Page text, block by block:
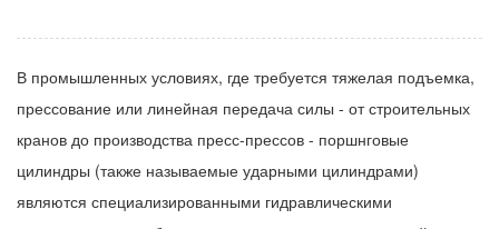
В промышленных условиях, где требуется тяжелая подъемка,
прессование или линейная передача силы - от строительных
кранов до производства пресс-прессов - поршнговые
цилиндры (также называемые ударными цилиндрами)
являются специализированными гидравлическими